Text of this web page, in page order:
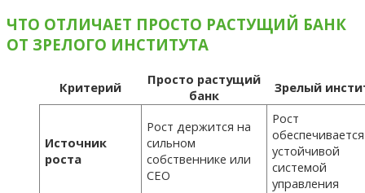
ЧТО ОТЛИЧАЕТ ПРОСТО РАСТУЩИЙ БАНК
ОТ ЗРЕЛОГО ИНСТИТУТА
Критерий
Просто растущий
банк
Зрелый
Источник
роста
Рост держится на
сильном
собственнике или
CEO
Рост
обеспечивается
устойчивой
системой
управления